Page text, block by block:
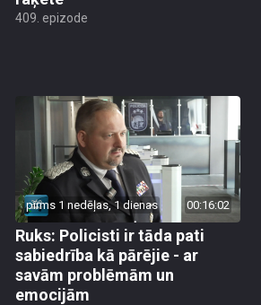
409. epizode
pirms 1 nedēļas, 1 dienas 00:16:02
Ruks: Policisti ir tāda pati
sabiedrība kā pārējie - ar
savām problēmām un
emocijām